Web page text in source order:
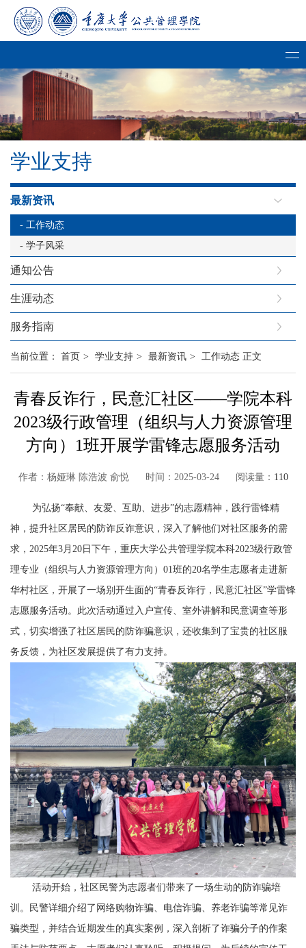
学业支持
最新资讯
- 工作动态
- 学子风采
通知公告
生涯动态
服务指南
当前位置： 首页 > 学业支持 > 最新资讯 > 工作动态 正文
青春反诈行，民意汇社区——学院本科
2023级行政管理（组织与人力资源管理
方向）1班开展学雷锋志愿服务活动
作者：杨娅琳 陈浩波 俞悦 时间：2025-03-24 阅读量： 110
为弘扬“奉献、友爱、互助、进步”的志愿精神，践行雷锋精
神，提升社区居民的防诈反诈意识，深入了解他们对社区服务的需
求， 2025年3月 20 日下午，重庆大学公共管理学院本科2023级行政管
理专业（组织与人力资源管理方向 ） 01班的20名学生志愿者走进新
华村社区，开展了一场别开生面的“青春反诈行，民意汇社区”学雷锋
志愿服务活动。此次活动通过入户宣传、室外讲解和民意调查等形
式，切实增强了社区居民的防诈骗意识，还收集到了宝贵的社区服
务反馈，为社区发展提供了有力支持。
活动开始，社区民警为志愿者们带来了一场生动的防诈骗培
训。民警详细介绍了网络购物诈骗、电信诈骗、养老诈骗等常见诈
骗类型，并结合近期发生的真实案例，深入剖析了诈骗分子的作案